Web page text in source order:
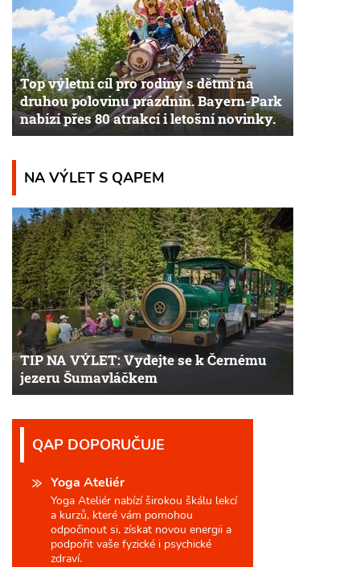
Top výletní cíl pro rodiny s dětmi na
druhou polovinu prázdnin. Bayern-Park
nabízí přes 80 atrakcí i letošní novinky.
NA VÝLET S QAPEM
TIP NA VÝLET: Vydejte se k Černému
jezeru Šumavláčkem
QAP DOPORUČUJE
Yoga Ateliér
Yoga Ateliér nabízí širokou škálu lekcí
a kurzů, které vám pomohou
odpočinout si, získat novou energii a
podpořit vaše fyzické i psychické
zdraví.